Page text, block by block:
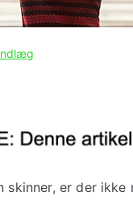
skinner, er der